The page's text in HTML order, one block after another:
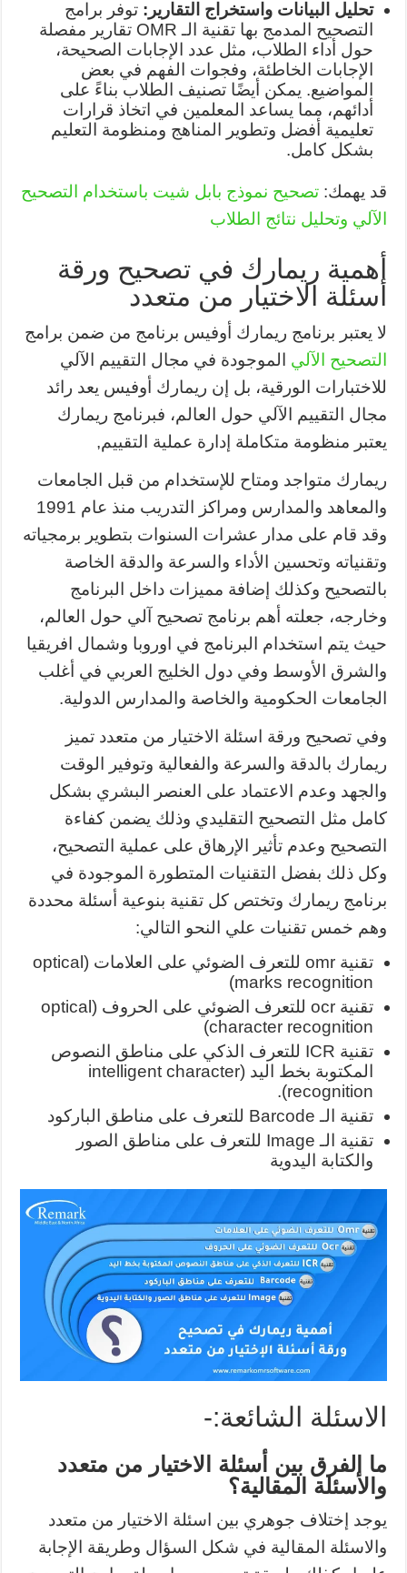
تحليل البيانات واستخراج التقارير: توفر برامج
التصحيح المدمج بها تقنية الـ OMR تقارير مفصلة
حول أداء الطلاب، مثل عدد الإجابات الصحيحة،
الإجابات الخاطئة، وفجوات الفهم في بعض
المواضيع. يمكن أيضًا تصنيف الطلاب بناءً على
أدائهم، مما يساعد المعلمين في اتخاذ قرارات
تعليمية أفضل وتطوير المناهج ومنظومة التعليم
بشكل كامل.
قد يهمك:تصحيح نموذج بابل شيت باستخدام التصحيح
الآلي وتحليل نتائج الطلاب
أهمية ريمارك في تصحيح ورقة
أسئلة الاختيار من متعدد
لا يعتبر برنامج ريمارك أوفيس برنامج من ضمن برامج
التصحيح الآلي الموجودة في مجال التقييم الآلي
للاختبارات الورقية، بل إن ريمارك أوفيس يعد رائد
مجال التقييم الآلي حول العالم، فبرنامج ريمارك
يعتبر منظومة متكاملة إدارة عملية التقييم,
ريمارك متواجد ومتاح للإستخدام من قبل الجامعات
والمعاهد والمدارس ومراكز التدريب منذ عام 1991
وقد قام على مدار عشرات السنوات بتطوير برمجياته
وتقنياته وتحسين الأداء والسرعة والدقة الخاصة
بالتصحيح وكذلك إضافة مميزات داخل البرنامج
وخارجه، جعلته أهم برنامج تصحيح آلي حول العالم،
حيث يتم استخدام البرنامج في اوروبا وشمال افريقيا
والشرق الأوسط وفي دول الخليج العربي في أغلب
الجامعات الحكومية والخاصة والمدارس الدولية.
وفي تصحيح ورقة اسئلة الاختيار من متعدد تميز
ريمارك بالدقة والسرعة والفعالية وتوفير الوقت
والجهد وعدم الاعتماد على العنصر البشري بشكل
كامل مثل التصحيح التقليدي وذلك يضمن كفاءة
التصحيح وعدم تأثير الإرهاق على عملية التصحيح،
وكل ذلك بفضل التقنيات المتطورة الموجودة في
برنامج ريمارك وتختص كل تقنية بنوعية أسئلة محددة
وهم خمس تقنيات علي النحو التالي:
تقنية omr للتعرف الضوئي على العلامات (optical
marks recognition)
تقنية ocr للتعرف الضوئي على الحروف (optical
character recognition)
تقنية ICR للتعرف الذكي على مناطق النصوص
المكتوبة بخط اليد (intelligent character
recognition).
تقنية الـ Barcode للتعرف على مناطق الباركود
تقنية الـ Image للتعرف على مناطق الصور
والكتابة اليدوية
الاسئلة الشائعة:-
ما الفرق بين أسئلة الاختيار من متعدد
والأسئلة المقالية؟
يوجد إختلاف جوهري بين اسئلة الاختيار من متعدد
والاسئلة المقالية في شكل السؤال وطريقة الإجابة